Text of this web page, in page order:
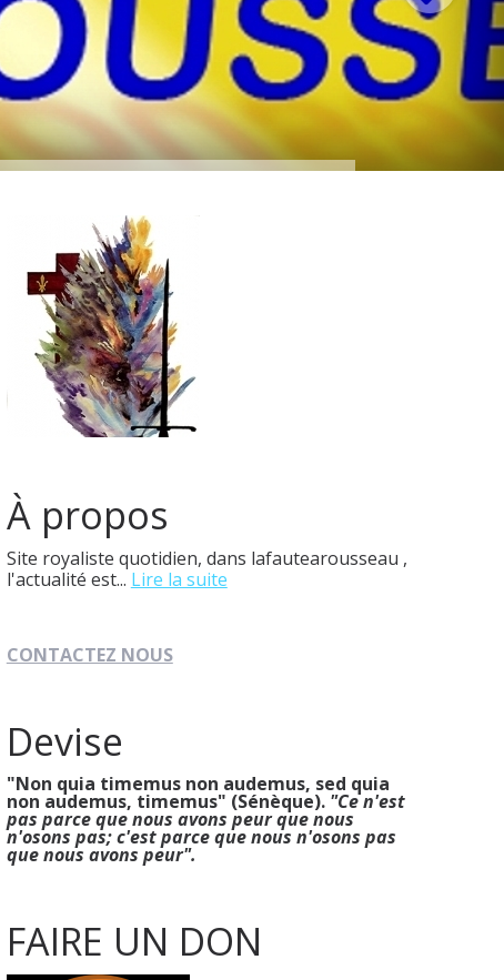
À propos
Site royaliste quotidien, dans lafautearousseau ,
l'actualité est... Lire la suite
CONTACTEZ NOUS
Devise
"Non quia timemus non audemus, sed quia
non audemus, timemus" (Sénèque). "Ce n'est
pas parce que nous avons peur que nous
n'osons pas; c'est parce que nous n'osons pas
que nous avons peur".
FAIRE UN DON